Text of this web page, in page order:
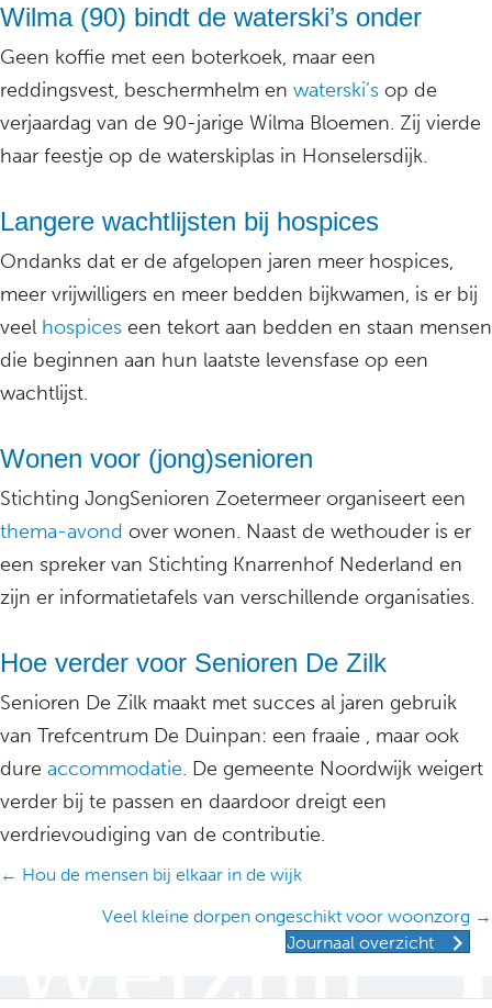
Wilma (90) bindt de waterski’s onder
Geen koffie met een boterkoek, maar een
reddingsvest, beschermhelm en waterski’s op de
verjaardag van de 90-jarige Wilma Bloemen. Zij vierde
haar feestje op de waterskiplas in Honselersdijk.
Langere wachtlijsten bij hospices
Ondanks dat er de afgelopen jaren meer hospices,
meer vrijwilligers en meer bedden bijkwamen, is er bij
veel hospices een tekort aan bedden en staan mensen
die beginnen aan hun laatste levensfase op een
wachtlijst.
Wonen voor (jong)senioren
Stichting JongSenioren Zoetermeer organiseert een
thema-avond over wonen. Naast de wethouder is er
een spreker van Stichting Knarrenhof Nederland en
zijn er informatietafels van verschillende organisaties.
Hoe verder voor Senioren De Zilk
Senioren De Zilk maakt met succes al jaren gebruik
van Trefcentrum De Duinpan: een fraaie , maar ook
dure accommodatie. De gemeente Noordwijk weigert
verder bij te passen en daardoor dreigt een
verdrievoudiging van de contributie.
Posts
navigation
← Hou de mensen bij elkaar in de wijk
Veel kleine dorpen ongeschikt voor woonzorg →
Journaal overzicht